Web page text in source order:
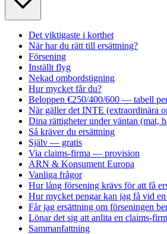
Det viktigaste i korthet
När har du rätt till ersättning?
Försening
Inställt flyg
Nekad ombordstigning
Hur mycket får du?
Beloppen €250/400/600 — tabell
När gäller det INTE (extraordinära
Dina rättigheter under väntan (mat,
Så kräver du ersättning
Själv — gratis
Via claims-firma — provision
ARN & Konsument Europa
Vanliga frågor
Hur lång försening krävs för att få
Hur mycket pengar kan jag få vid
Får jag ersättning om förseningen
Lönar det sig att anlita en claims-
Sammanfattning